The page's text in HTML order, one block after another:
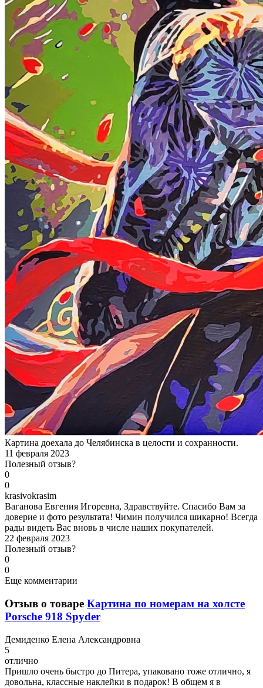
Картина доехала до Челябинска в целости и сохранности.
11 февраля 2023
Полезный отзыв?
0
0
krasivokrasim
Ваганова Евгения Игоревна, Здравствуйте. Спасибо Вам за
доверие и фото результата! Чимин получился шикарно! Всегда
рады видеть Вас вновь в числе наших покупателей.
22 февраля 2023
Полезный отзыв?
0
0
Еще комментарии
Отзыв о товаре Картина по номерам на холсте
Porsche 918 Spyder
Демиденко Елена Александровна
5
отлично
Пришло очень быстро до Питера, упаковано тоже отлично, я
довольна, классные наклейки в подарок! В общем я в